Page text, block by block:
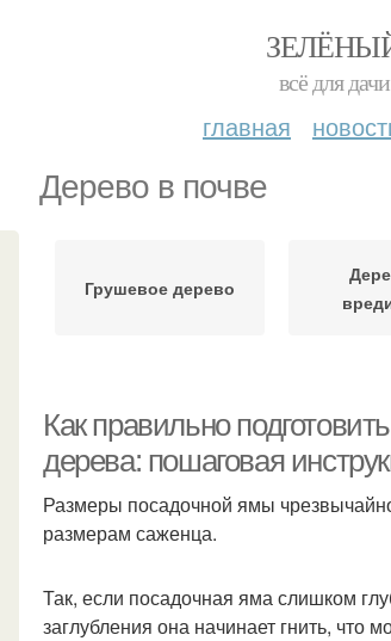
всё для
главная
Дерево в почве
Грушевое дерево
Как правильно
дерева: пошаговая
Размеры посадочной ямы
размерам саженца.
Так, если посадочная яма слишком
заглубления она начинает гнить, что